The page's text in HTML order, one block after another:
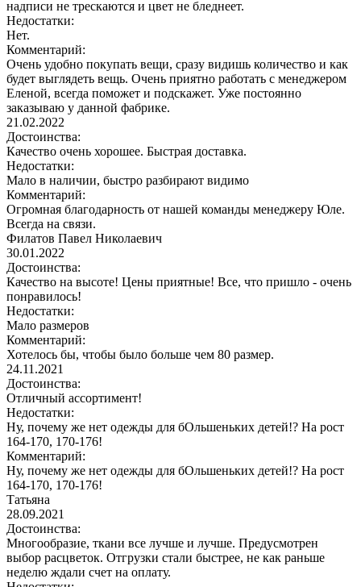
надписи не трескаются и цвет не бледнеет.
Недостатки:
Нет.
Комментарий:
Очень удобно покупать вещи, сразу видишь количество и как
будет выглядеть вещь. Очень приятно работать с менеджером
Еленой, всегда поможет и подскажет. Уже постоянно
заказываю у данной фабрике.
21.02.2022
Достоинства:
Качество очень хорошее. Быстрая доставка.
Недостатки:
Мало в наличии, быстро разбирают видимо
Комментарий:
Огромная благодарность от нашей команды менеджеру Юле.
Всегда на связи.
Филатов Павел Николаевич
30.01.2022
Достоинства:
Качество на высоте! Цены приятные! Все, что пришло - очень
понравилось!
Недостатки:
Мало размеров
Комментарий:
Хотелось бы, чтобы было больше чем 80 размер.
24.11.2021
Достоинства:
Отличный ассортимент!
Недостатки:
Ну, почему же нет одежды для бОльшеньких детей!? На рост
164-170, 170-176!
Комментарий:
Ну, почему же нет одежды для бОльшеньких детей!? На рост
164-170, 170-176!
Татьяна
28.09.2021
Достоинства:
Многообразие, ткани все лучше и лучше. Предусмотрен
выбор расцветок. Отгрузки стали быстрее, не как раньше
неделю ждали счет на оплату.